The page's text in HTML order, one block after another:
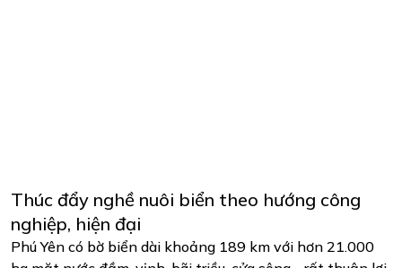
Thúc đẩy nghề nuôi biển theo hướng công
nghiệp, hiện đại
Phú Yên có bờ biển dài khoảng 189 km với hơn 21.000